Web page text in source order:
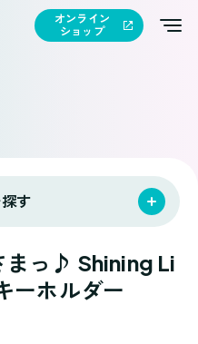
オンライン
ショップ
す
まっ♪ Shining Li
ーホルダー